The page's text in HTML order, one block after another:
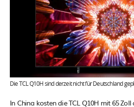
Die TCL Q10H sind derzeit nicht für Deutschland
In China kosten die TCL Q10H mit 65 Zoll